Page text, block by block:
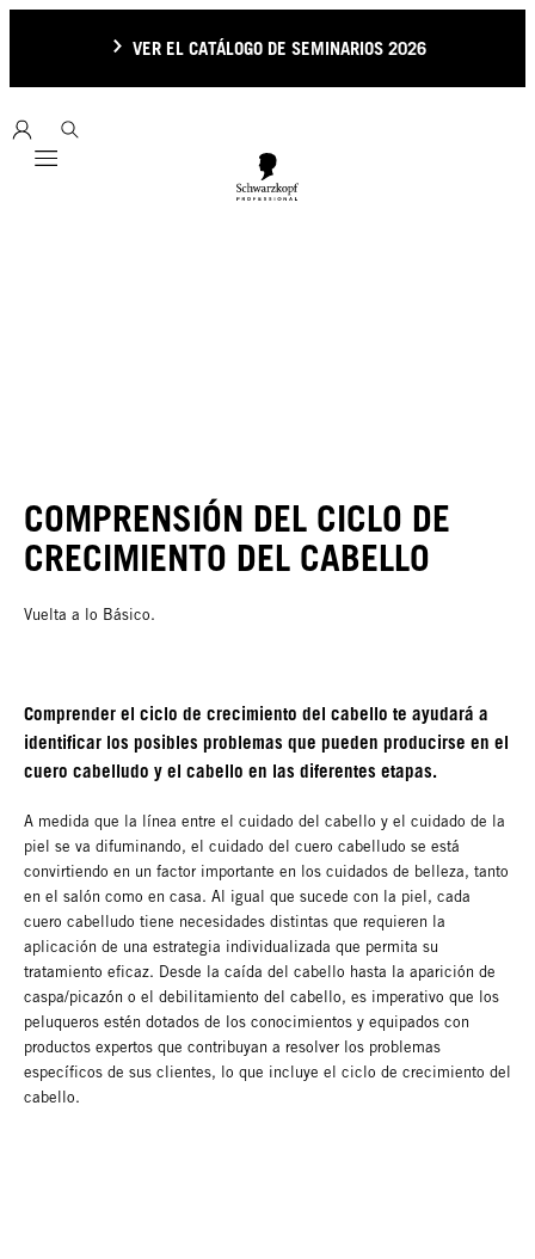
VER EL CATÁLOGO DE SEMINARIOS 2026
Mobile navigation
COMPRENSIÓN DEL CICLO DE
CRECIMIENTO DEL CABELLO
Vuelta a lo Básico.
Comprender el ciclo de crecimiento del cabello te ayudará a
identificar los posibles problemas que pueden producirse en el
cuero cabelludo y el cabello en las diferentes etapas.
A medida que la línea entre el cuidado del cabello y el cuidado de la
piel se va difuminando, el cuidado del cuero cabelludo se está
convirtiendo en un factor importante en los cuidados de belleza, tanto
en el salón como en casa. Al igual que sucede con la piel, cada
cuero cabelludo tiene necesidades distintas que requieren la
aplicación de una estrategia individualizada que permita su
tratamiento eficaz. Desde la caída del cabello hasta la aparición de
caspa/picazón o el debilitamiento del cabello, es imperativo que los
peluqueros estén dotados de los conocimientos y equipados con
productos expertos que contribuyan a resolver los problemas
específicos de sus clientes, lo que incluye el ciclo de crecimiento del
cabello.